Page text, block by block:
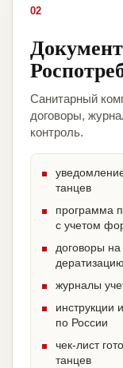
02
Санитарный
договоры,
контроль.
танцев
программа
с учетом
договоры
журналы
инструкции
по России
чек-лист
танцев